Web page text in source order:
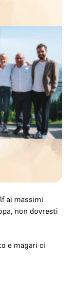
ai massimi
non dovresti
e magari ci